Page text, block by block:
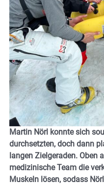
Martin Nörl konnte sich
durchsetzten, doch dann
langen Zielgeraden. Oben
medizinische Team die
Muskeln lösen, sodass